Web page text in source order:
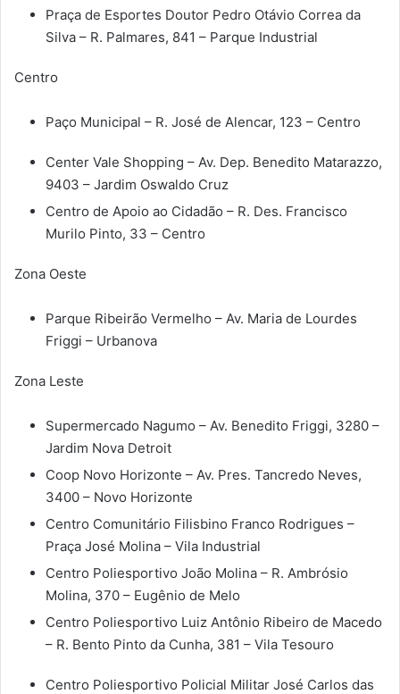
Praça de Esportes Doutor Pedro Otávio Correa da
Silva – R. Palmares, 841 – Parque Industrial
Centro
Paço Municipal – R. José de Alencar, 123 – Centro
Center Vale Shopping – Av. Dep. Benedito Matarazzo,
9403 – Jardim Oswaldo Cruz
Centro de Apoio ao Cidadão – R. Des. Francisco
Murilo Pinto, 33 – Centro
Zona Oeste
Parque Ribeirão Vermelho – Av. Maria de Lourdes
Friggi – Urbanova
Zona Leste
Supermercado Nagumo – Av. Benedito Friggi, 3280 –
Jardim Nova Detroit
Coop Novo Horizonte – Av. Pres. Tancredo Neves,
3400 – Novo Horizonte
Centro Comunitário Filisbino Franco Rodrigues –
Praça José Molina – Vila Industrial
Centro Poliesportivo João Molina – R. Ambrósio
Molina, 370 – Eugênio de Melo
Centro Poliesportivo Luiz Antônio Ribeiro de Macedo
– R. Bento Pinto da Cunha, 381 – Vila Tesouro
Centro Poliesportivo Policial Militar José Carlos das